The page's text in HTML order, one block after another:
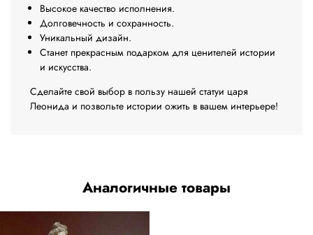
Высокое качество исполнения.
Долговечность и сохранность.
Уникальный дизайн.
Станет прекрасным подарком для ценителей истории
и искусства.
Сделайте свой выбор в пользу нашей статуи царя
Леонида и позвольте истории ожить в вашем интерьере!
Аналогичные товары